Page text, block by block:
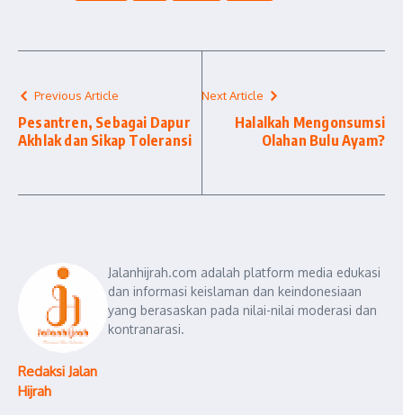
Previous Article
Pesantren, Sebagai Dapur
Akhlak dan Sikap Toleransi
Next Article
Halalkah Mengonsumsi
Olahan Bulu Ayam?
Redaksi Jalan
Hijrah
Jalanhijrah.com adalah platform media edukasi
dan informasi keislaman dan keindonesiaan
yang berasaskan pada nilai-nilai moderasi dan
kontranarasi.